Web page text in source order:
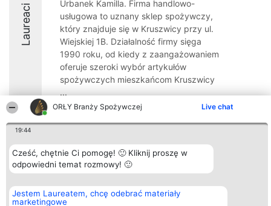
ORŁY Branży Spożywczej Live chat
19:44
Cześć, chętnie Ci pomogę! 🙂 Kliknij proszę w
odpowiedni temat rozmowy! 🙂
Jestem Laureatem, chcę odebrać materiały
marketingowe
Laureaci
Urbanek Kamilla. Firma handlowo-
usługowa to uznany sklep spożywczy,
który znajduje się w Kruszwicy przy ul.
Wiejskiej 1B. Działalność firmy sięga
1990 roku, od kiedy z zaangażowaniem
oferuje szeroki wybór artykułów
spożywczych mieszkańcom Kruszwicy
...
8.7
Organizator plebiscytu
Bright Side Solutions sp. z o.
o. sp. k.
Wrocław 50-079
KRS 0000749100 | Regon
Plebiscyt
Laureaci
Lista
Laureatów
Kontakt